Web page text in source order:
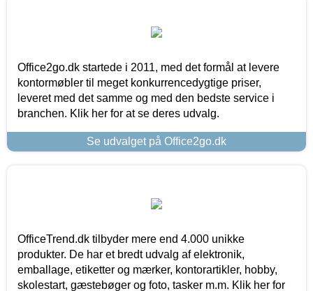
Office2go.dk startede i 2011, med det formål at levere
kontormøbler til meget konkurrencedygtige priser,
leveret med det samme og med den bedste service i
branchen. Klik her for at se deres udvalg.
Se udvalget på Office2go.dk
OfficeTrend.dk tilbyder mere end 4.000 unikke
produkter. De har et bredt udvalg af elektronik,
emballage, etiketter og mærker, kontorartikler, hobby,
skolestart, gæstebøger og foto, tasker m.m. Klik her for